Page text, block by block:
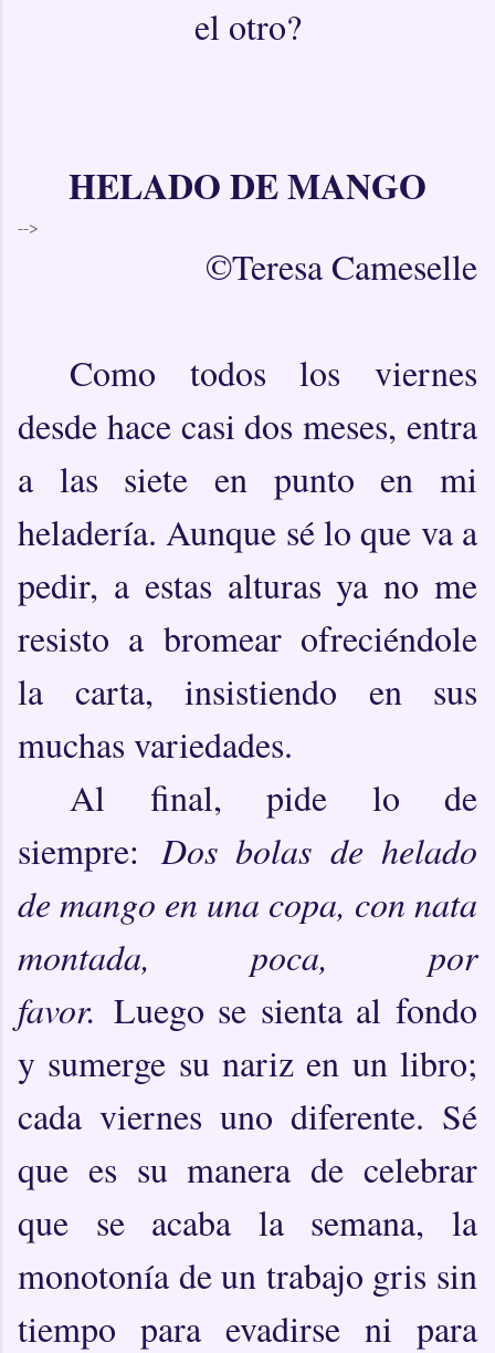
el otro?
HELADO DE MANGO
-->
©Teresa Cameselle
Como todos los viernes
desde hace casi dos meses, entra
a las siete en punto en mi
heladería. Aunque sé lo que va a
pedir, a estas alturas ya no me
resisto a bromear ofreciéndole
la carta, insistiendo en sus
muchas variedades.
Al final, pide lo de
siempre:Dos bolas de helado
de mango en una copa, con nata
montada, poca, por
favor. Luego se sienta al fondo
y sumerge su nariz en un libro;
cada viernes uno diferente. Sé
que es su manera de celebrar
que se acaba la semana, la
monotonía de un trabajo gris sin
tiempo para evadirse ni para